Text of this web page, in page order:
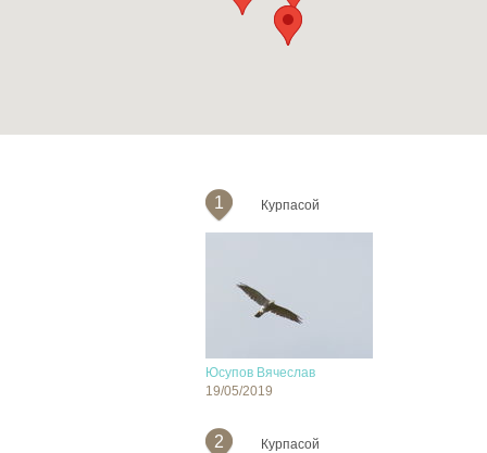
1 Курпасой
Юсупов Вячеслав
19/05/2019
2 Курпасой